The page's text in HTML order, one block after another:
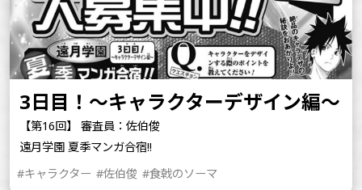
3日目！～キャラクターデザイン編～
【第16回】 審査員：佐伯俊
遠月学園 夏季マンガ合宿!!
#キャラクター #佐伯俊 #食戟のソーマ